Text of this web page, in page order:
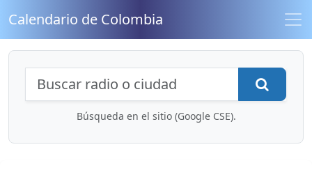
Calendario de Colombia
Búsqueda de radios y contenidos
Búsqueda en el sitio (Google CSE).